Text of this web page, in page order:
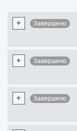
+ Завершено
+ Завершено
+ Завершено